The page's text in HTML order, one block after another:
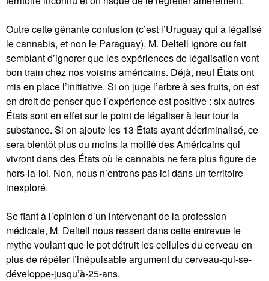
Outre cette gênante confusion (c’est l’Uruguay qui a légalisé
le cannabis, et non le Paraguay), M. Deltell ignore ou fait
semblant d’ignorer que les expériences de légalisation vont
bon train chez nos voisins américains. Déjà, neuf États ont
mis en place l’initiative. Si on juge l’arbre à ses fruits, on est
en droit de penser que l’expérience est positive : six autres
États sont en effet sur le point de légaliser à leur tour la
substance. Si on ajoute les 13 États ayant décriminalisé, ce
sera bientôt plus ou moins la moitié des Américains qui
vivront dans des États où le cannabis ne fera plus figure de
hors-la-loi. Non, nous n’entrons pas ici dans un territoire
inexploré.
Se fiant à l’opinion d’un intervenant de la profession
médicale, M. Deltell nous ressert dans cette entrevue le
mythe voulant que le pot détruit les cellules du cerveau en
plus de répéter l’inépuisable argument du cerveau-qui-se-
développe-jusqu’à-25-ans.